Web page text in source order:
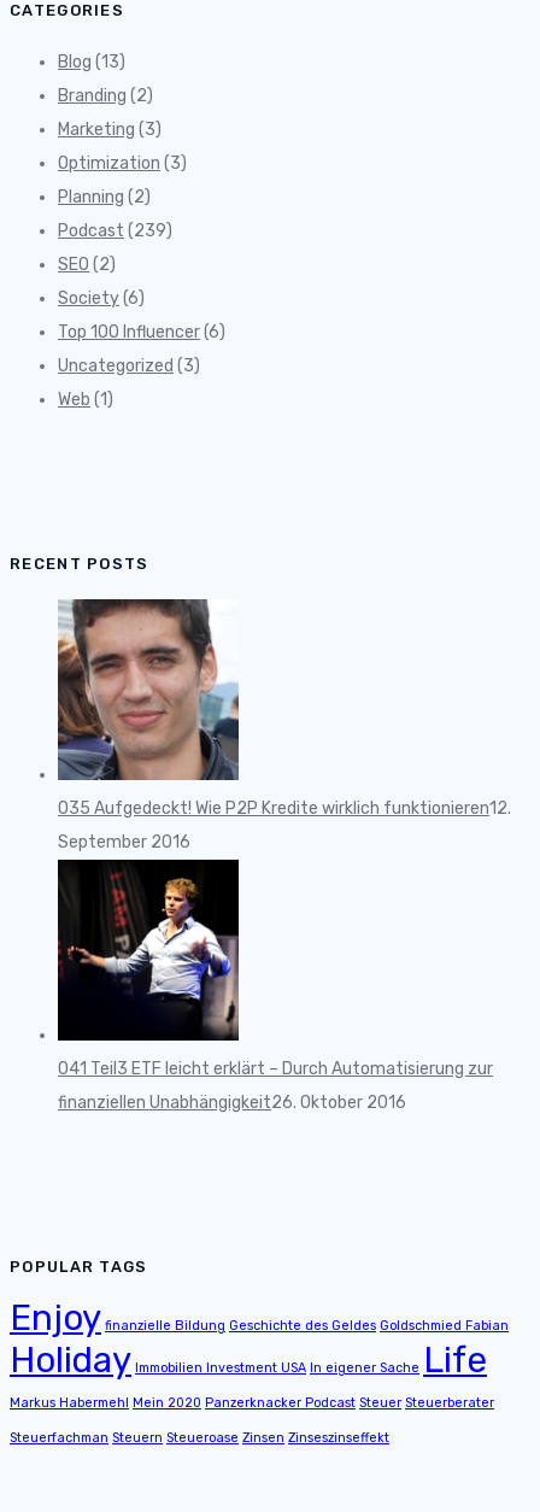
CATEGORIES
Blog (13)
Branding (2)
Marketing (3)
Optimization (3)
Planning (2)
Podcast (239)
SEO (2)
Society(6)
Top 100 Influencer(6)
Uncategorized (3)
Web (1)
RECENT POSTS
035 Aufgedeckt! Wie P2P Kredite wirklich funktionieren12.
September 2016
041 Teil3 ETF leicht erklärt – Durch Automatisierung zur
finanziellen Unabhängigkeit26. Oktober 2016
POPULAR TAGS
Enjoy finanzielle Bildung Geschichte des Geldes Goldschmied Fabian
Holiday Immobilien Investment USA In eigener Sache Life
Markus Habermehl Mein 2020 Panzerknacker Podcast Steuer Steuerberater
Steuerfachman Steuern Steueroase Zinsen Zinseszinseffekt